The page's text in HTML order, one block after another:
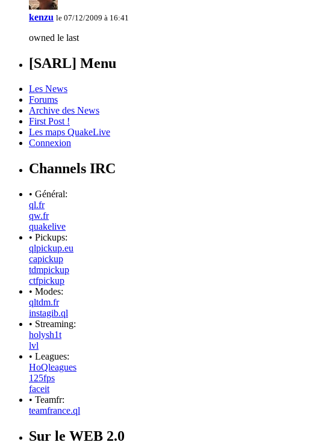
kenzu le 07/12/2009 à 16:41
owned le last
[SARL] Menu
Les News
Forums
Archive des News
First Post !
Les maps QuakeLive
Connexion
Channels IRC
• Général:
ql.fr
qw.fr
quakelive
• Pickups:
qlpickup.eu
capickup
tdmpickup
ctfpickup
• Modes:
qltdm.fr
instagib.ql
• Streaming:
holysh1t
lvl
• Leagues:
HoQleagues
125fps
faceit
• Teamfr:
teamfrance.ql
Sur le WEB 2.0